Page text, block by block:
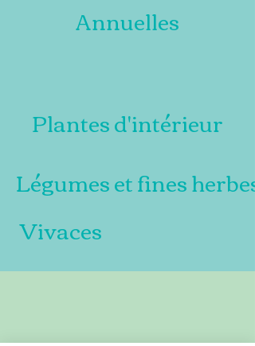
Annuelles
Plantes d'intérieur
Légumes et fines herbes
Vivaces